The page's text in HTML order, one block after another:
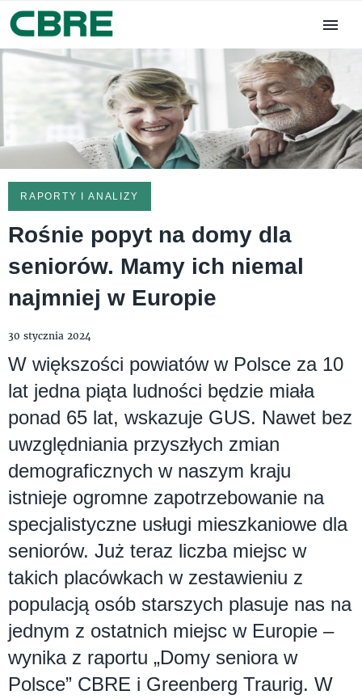
RAPORTY I ANALIZY
Rośnie popyt na domy dla
seniorów. Mamy ich niemal
najmniej w Europie
30 stycznia 2024
W większości powiatów w Polsce za 10
lat jedna piąta ludności będzie miała
ponad 65 lat, wskazuje GUS. Nawet bez
uwzględniania przyszłych zmian
demograficznych w naszym kraju
istnieje ogromne zapotrzebowanie na
specjalistyczne usługi mieszkaniowe dla
seniorów. Już teraz liczba miejsc w
takich placówkach w zestawieniu z
populacją osób starszych plasuje nas na
jednym z ostatnich miejsc w Europie –
wynika z raportu „Domy seniora w
Polsce” CBRE i Greenberg Traurig. W